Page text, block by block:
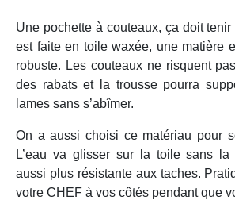
Une pochette à couteaux, ça doit
est faite en toile waxée, une matière
robuste. Les couteaux ne risquent
des rabats et la trousse pourra
lames sans s’abîmer.
On a aussi choisi ce matériau pour
L’eau va glisser sur la toile sans la
aussi plus résistante aux taches.
votre CHEF à vos côtés pendant que